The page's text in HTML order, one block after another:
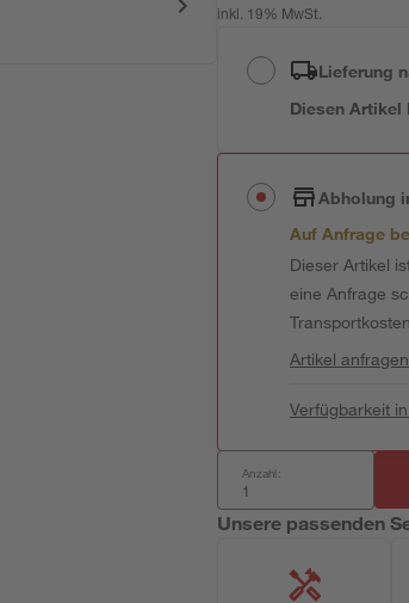
inkl. 19% MwSt.
Lieferung
Diesen Artikel
Abholung
Auf Anfrage
Dieser Artikel
eine Anfrage
Artikel anfragen
Verfügbarkeit
Anzahl:
Unsere passenden